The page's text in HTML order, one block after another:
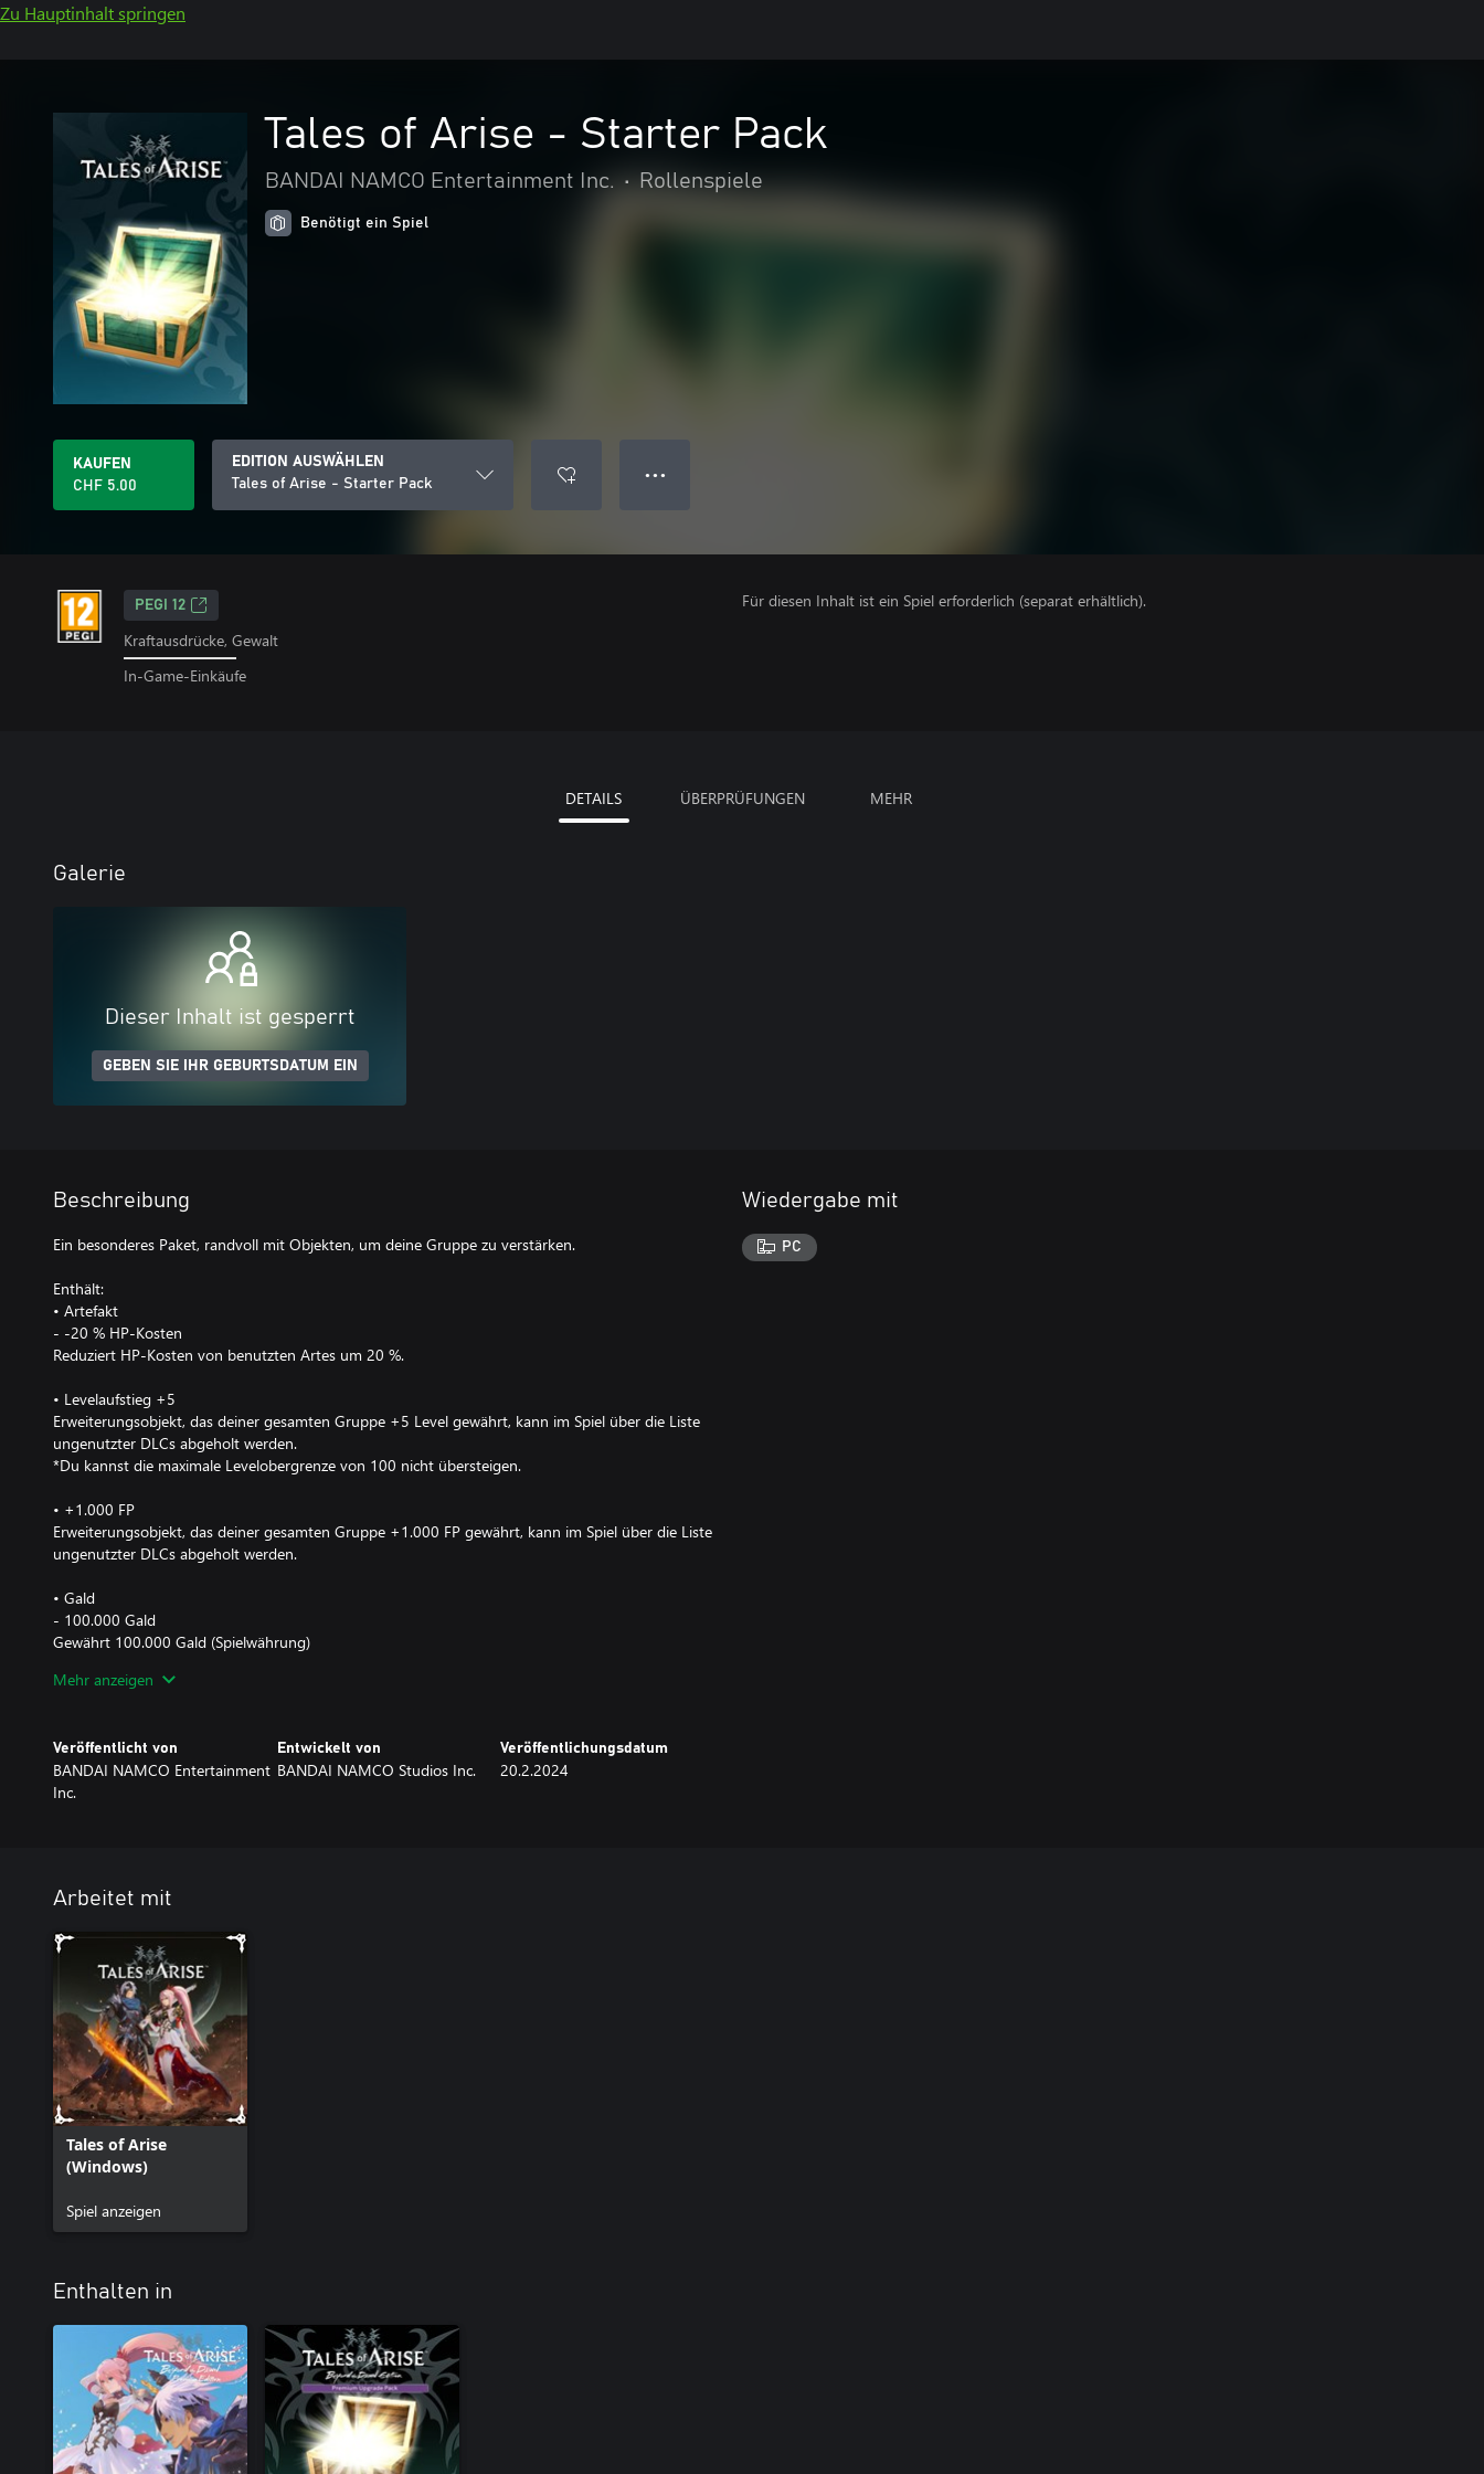
Zu Hauptinhalt springen
Tales of Arise - Starter Pack
BANDAI NAMCO Entertainment Inc. • Rollenspiele
Benötigt ein Spiel
KAUFEN
CHF 5.00
EDITION AUSWÄHLEN
Tales of Arise - Starter Pack
● ● ●
PEGI 12
Kraftausdrücke, Gewalt
In-Game-Einkäufe
Für diesen Inhalt ist ein Spiel erforderlich (separat erhältlich).
DETAILS ÜBERPRÜFUNGEN MEHR
Galerie
Dieser Inhalt ist gesperrt
GEBEN SIE IHR GEBURTSDATUM EIN
Beschreibung
Ein besonderes Paket, randvoll mit Objekten, um deine Gruppe zu verstärken.
Enthält:
• Artefakt
- -20 % HP-Kosten
Reduziert HP-Kosten von benutzten Artes um 20 %.
• Levelaufstieg +5
Erweiterungsobjekt, das deiner gesamten Gruppe +5 Level gewährt, kann im Spiel über die Liste
ungenutzter DLCs abgeholt werden.
*Du kannst die maximale Levelobergrenze von 100 nicht übersteigen.
• +1.000 FP
Erweiterungsobjekt, das deiner gesamten Gruppe +1.000 FP gewährt, kann im Spiel über die Liste
ungenutzter DLCs abgeholt werden.
• Gald
- 100.000 Gald
Gewährt 100.000 Gald (Spielwährung)
*Diese Inhalte können im Spiel über die Liste ungenutzter DLCs abgeholt werden.
Mehr anzeigen
Veröffentlicht von
BANDAI NAMCO Entertainment
Inc.
Entwickelt von
BANDAI NAMCO Studios Inc.
Veröffentlichungsdatum
20.2.2024
Wiedergabe mit
PC
Arbeitet mit
Tales of Arise
(Windows)
Spiel anzeigen
Enthalten in